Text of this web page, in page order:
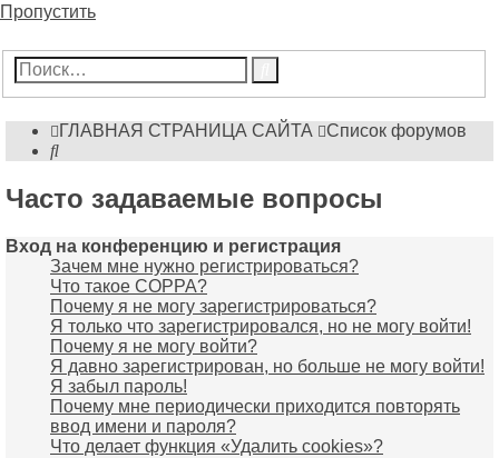
Пропустить
ГЛАВНАЯ СТРАНИЦА САЙТА
Список форумов
Поиск
Часто задаваемые вопросы
Вход на конференцию и регистрация
Зачем мне нужно регистрироваться?
Что такое COPPA?
Почему я не могу зарегистрироваться?
Я только что зарегистрировался, но не могу войти!
Почему я не могу войти?
Я давно зарегистрирован, но больше не могу войти!
Я забыл пароль!
Почему мне периодически приходится повторять
ввод имени и пароля?
Что делает функция «Удалить cookies»?